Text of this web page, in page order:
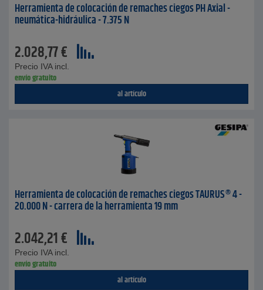
Herramienta de colocación de remaches ciegos PH Axial -
neumática-hidráulica - 7.375 N
2.028,77€
Precio IVA incl.
envío gratuito
al artículo
Herramienta de colocación de remaches ciegos TAURUS® 4 -
20.000 N - carrera de la herramienta 19 mm
2.042,21€
Precio IVA incl.
envío gratuito
al artículo